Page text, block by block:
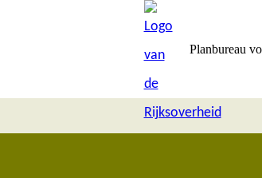
Planbureau